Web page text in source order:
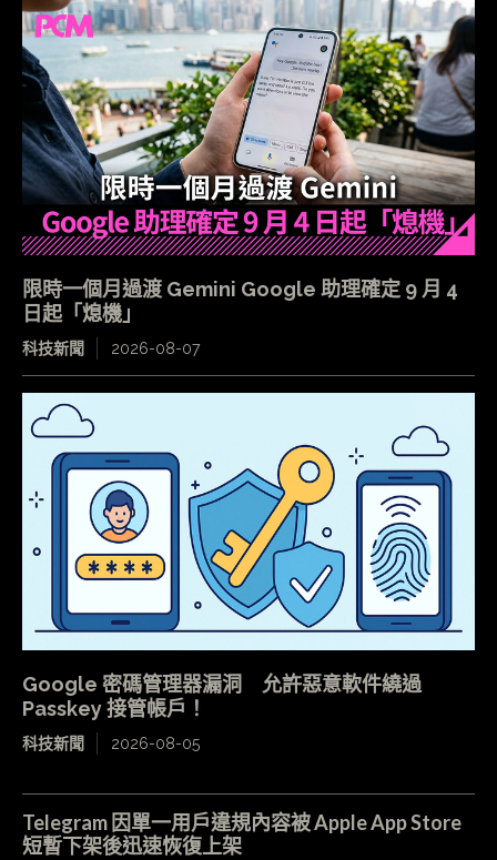
限時一個月過渡 Gemini Google 助理確定 9 月 4
日起「熄機」
科技新聞 2026-08-07
Google 密碼管理器漏洞 允許惡意軟件繞過
Passkey 接管帳戶！
科技新聞 2026-08-05
Telegram 因單一用戶違規內容被 Apple App Store
短暫下架後迅速恢復上架